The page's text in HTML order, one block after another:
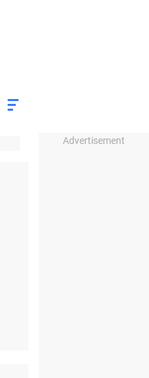
Advertisement